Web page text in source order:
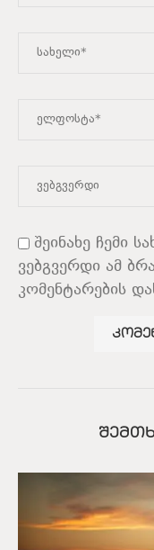
შეინახე ჩემი
ვებგვერდი ამ
კომენტარების